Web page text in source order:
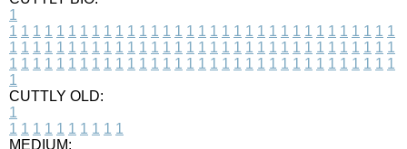
1
1 1 1 1 1 1 1 1 1 1 1 1 1 1 1 1 1 1 1 1 1 1 1 1 1 1 1 1 1 1 1 1 1
1 1 1 1 1 1 1 1 1 1 1 1 1 1 1 1 1 1 1 1 1 1 1 1 1 1 1 1 1 1 1 1 1
1 1 1 1 1 1 1 1 1 1 1 1 1 1 1 1 1 1 1 1 1 1 1 1 1 1 1 1 1 1 1 1 1
1
CUTTLY OLD:
1
1 1 1 1 1 1 1 1 1 1
MEDIUM: